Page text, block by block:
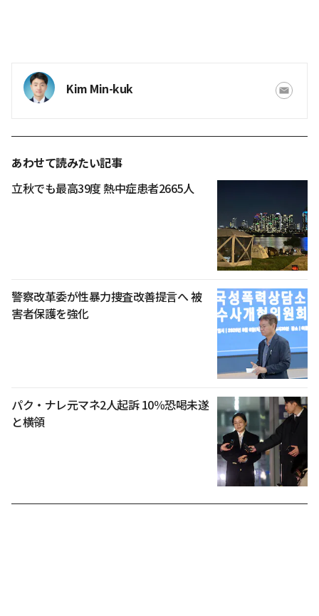
Kim Min-kuk
あわせて読みたい記事
立秋でも最高39度 熱中症患者2665人
警察改革委が性暴力捜査改善提言へ 被
害者保護を強化
パク・ナレ元マネ2人起訴 10％恐喝未遂
と横領